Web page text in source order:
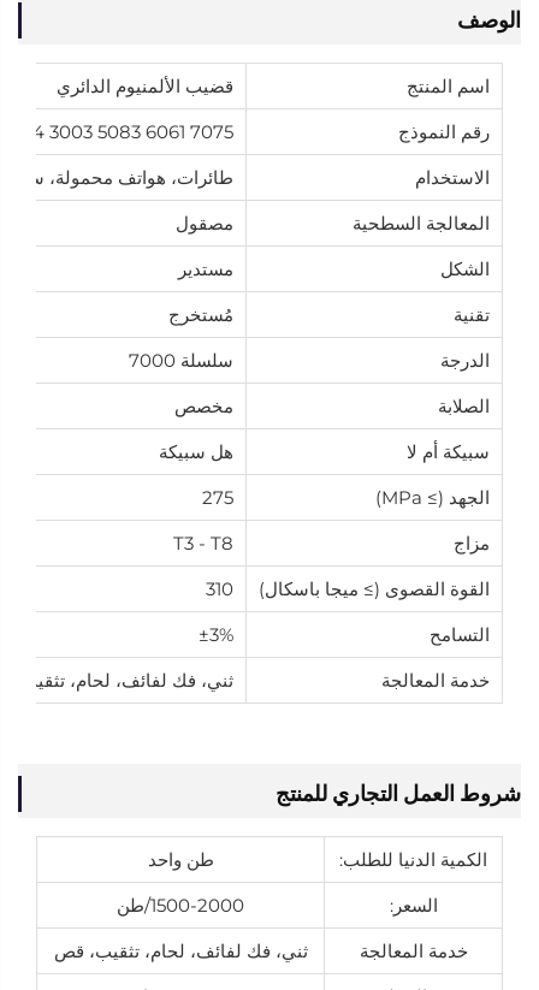
الوصف
اسم المنتج
قضيب الألمنيوم الدائري
رقم النموذج
7075 6061 5083 3003 2024 جميع السلسلة
الاستخدام
طائرات، هواتف محمولة،
المعالجة السطحية
مصقول
الشكل
مستدير
تقنية
مُستخرج
الدرجة
سلسلة 7000
الصلابة
مخصص
سبيكة أم لا
هل سبيكة
الجهد (≥ MPa)
275
مزاج
T3 - T8
القوة القصوى (≥ ميجا باسكال)
310
التسامح
±3%
خدمة المعالجة
ثني، فك لفائف، لحام،
شروط العمل التجاري للمنتج
الكمية الدنيا للطلب:
طن واحد
السعر:
1500-2000/طن
خدمة المعالجة
ثني، فك لفائف، لحام، تثقيب، قص